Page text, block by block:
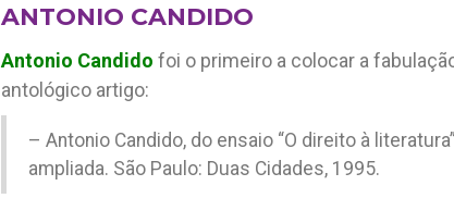
ANTONIO CANDIDO
Antonio Candido foi o primeiro a colocar a
antológico artigo:
– Antonio Candido, do ensaio “O direito à
ampliada. São Paulo: Duas Cidades, 1995.